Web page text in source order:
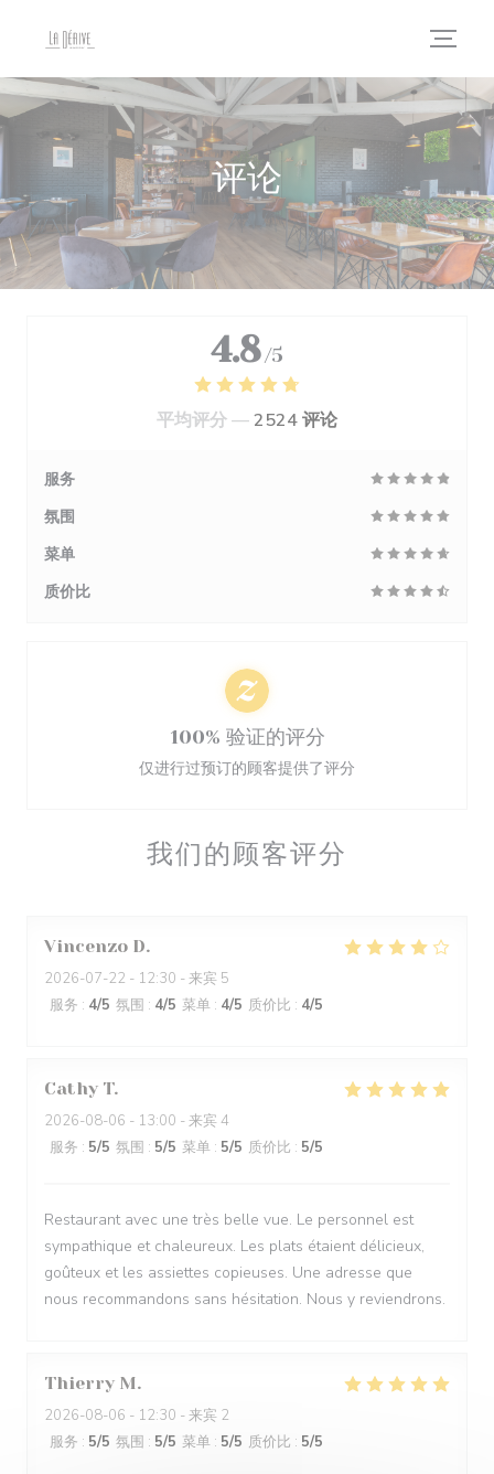
评论
我们的顾客评分
Vincenzo D
2026-07-22 - 12:30 - 来宾 5
服务 : 4/5 氛围 : 4/5 菜单 : 4/5 质价比 : 4/5
Cathy T
2026-08-06 - 13:00 - 来宾 4
服务 : 5/5 氛围 : 5/5 菜单 : 5/5 质价比 : 5/5
Restaurant avec une très belle vue. Le personnel est
sympathique et chaleureux. Les plats étaient délicieux,
goûteux et les assiettes copieuses. Une adresse que
nous recommandons sans hésitation. Nous y reviendrons.
Thierry M
2026-08-06 - 12:30 - 来宾 2
服务 : 5/5 氛围 : 5/5 菜单 : 5/5 质价比 : 5/5
4.8 /5
平均评分 —2524 评论
服务
氛围
菜单
质价比
100% 验证的评分
仅进行过预订的顾客提供了评分